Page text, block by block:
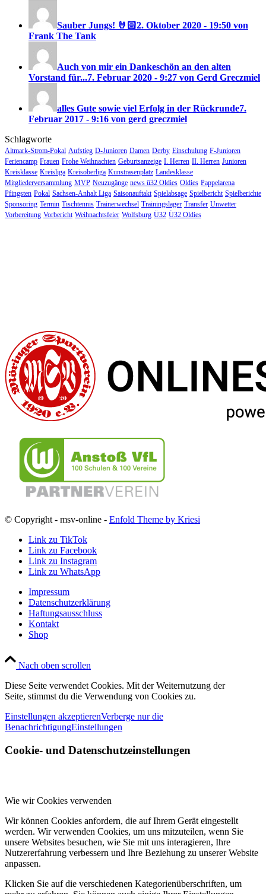
Sauber Jungs! 🤘🏻2. Oktober 2020 - 19:50 von
Frank The Tank
Auch von mir ein Dankeschön an den alten
Vorstand für...7. Februar 2020 - 9:27 von Gerd Greczmiel
alles Gute sowie viel Erfolg in der Rückrunde7.
Februar 2017 - 9:16 von gerd greczmiel
Schlagworte
Altmark-Strom-Pokal Aufstieg D-Junioren Damen Derby Einschulung F-Junioren
Feriencamp Frauen Frohe Weihnachten Geburtsanzeige I. Herren II. Herren Junioren
Kreisklasse Kreisliga Kreisoberliga Kunstrasenplatz Landesklasse
Mitgliederversammlung MVP Neuzugänge news ü32 Oldies Oldies Pappelarena
Pfingsten Pokal Sachsen-Anhalt Liga Saisonauftakt Spielabsage Spielbericht Spielberichte
Sponsoring Termin Tischtennis Trainerwechsel Trainingslager Transfer Unwetter
Vorbereitung Vorbericht Weihnachtsfeier Wolfsburg Ü32 Ü32 Oldies
© Copyright - msv-online - Enfold Theme by Kriesi
Link zu TikTok
Link zu Facebook
Link zu Instagram
Link zu WhatsApp
Impressum
Datenschutzerklärung
Haftungsausschluss
Kontakt
Shop
Nach oben scrollen
Diese Seite verwendet Cookies. Mit der Weiternutzung der
Seite, stimmst du die Verwendung von Cookies zu.
Einstellungen akzeptierenVerberge nur die
BenachrichtigungEinstellungen
Cookie- und Datenschutzeinstellungen
Wie wir Cookies verwenden
Wir können Cookies anfordern, die auf Ihrem Gerät eingestellt
werden. Wir verwenden Cookies, um uns mitzuteilen, wenn Sie
unsere Websites besuchen, wie Sie mit uns interagieren, Ihre
Nutzererfahrung verbessern und Ihre Beziehung zu unserer Website
anpassen.
Klicken Sie auf die verschiedenen Kategorienüberschriften, um